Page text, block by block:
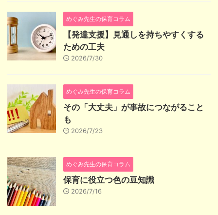
めぐみ先生の保育コラム
【発達支援】見通しを持ちやすくする
ための工夫
2026/7/30
めぐみ先生の保育コラム
その「大丈夫」が事故につながること
も
2026/7/23
めぐみ先生の保育コラム
保育に役立つ色の豆知識
2026/7/16